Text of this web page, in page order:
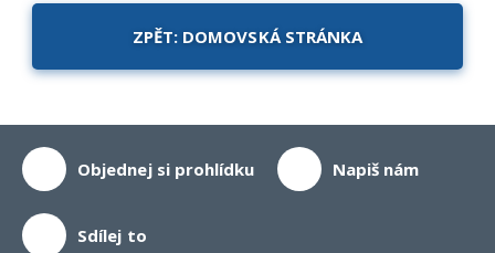
ZPĚT: DOMOVSKÁ STRÁNKA
Objednej si prohlídku Napiš nám
Sdílej to